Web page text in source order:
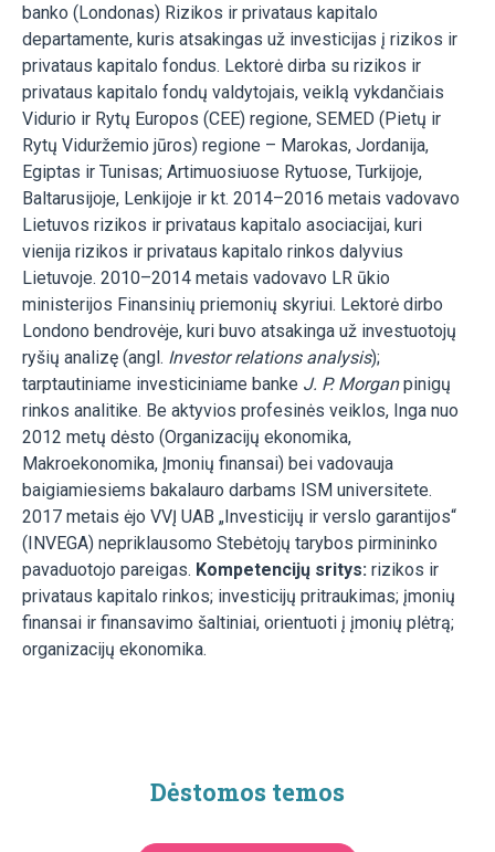
banko (Londonas) Rizikos ir privataus kapitalo
departamente, kuris atsakingas už investicijas į rizikos ir
privataus kapitalo fondus. Lektorė dirba su rizikos ir
privataus kapitalo fondų valdytojais, veiklą vykdančiais
Vidurio ir Rytų Europos (CEE) regione, SEMED (Pietų ir
Rytų Viduržemio jūros) regione – Marokas, Jordanija,
Egiptas ir Tunisas; Artimuosiuose Rytuose, Turkijoje,
Baltarusijoje, Lenkijoje ir kt. 2014–2016 metais vadovavo
Lietuvos rizikos ir privataus kapitalo asociacijai, kuri
vienija rizikos ir privataus kapitalo rinkos dalyvius
Lietuvoje. 2010–2014 metais vadovavo LR ūkio
ministerijos Finansinių priemonių skyriui. Lektorė dirbo
Londono bendrovėje, kuri buvo atsakinga už investuotojų
ryšių analizę (angl. Investor relations analysis);
tarptautiniame investiciniame banke J. P. Morganpinigų
rinkos analitike. Be aktyvios profesinės veiklos, Inga nuo
2012 metų dėsto (Organizacijų ekonomika,
Makroekonomika, Įmonių finansai) bei vadovauja
baigiamiesiems bakalauro darbams ISM universitete.
2017 metais ėjo VVĮ UAB „Investicijų ir verslo garantijos“
(INVEGA) nepriklausomo Stebėtojų tarybos pirmininko
pavaduotojo pareigas. Kompetencijų sritys: rizikos ir
privataus kapitalo rinkos; investicijų pritraukimas; įmonių
finansai ir finansavimo šaltiniai, orientuoti į įmonių plėtrą;
organizacijų ekonomika.
Dėstomos temos